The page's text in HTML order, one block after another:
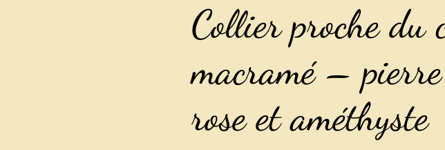
Collier proche du
macramé –
rose et améthyste